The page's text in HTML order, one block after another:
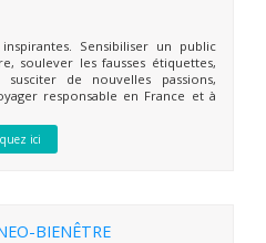
Sensibiliser un public
soulever les fausses étiquettes,
de nouvelles passions,
responsable en France et à
ici
BIENÊTRE